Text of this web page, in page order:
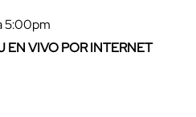
5:00pm
EN VIVO POR INTERNET